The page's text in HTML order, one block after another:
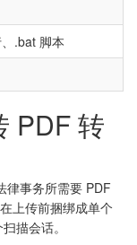
.bat 脚本
PDF 转
律事务所需要 PDF
上传前捆绑成单个
描会话。